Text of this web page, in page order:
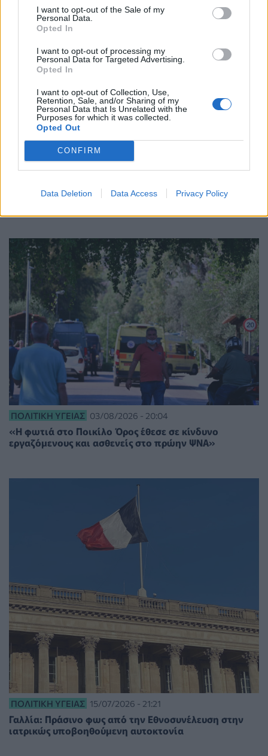
I want to opt-out of the Sale of my
Personal Data.
Opted In
I want to opt-out of processing my
Personal Data for Targeted Advertising.
Opted In
I want to opt-out of Collection, Use,
Retention, Sale, and/or Sharing of my
Personal Data that Is Unrelated with the
Purposes for which it was collected.
Opted Out
CONFIRM
Data Deletion Data Access Privacy Policy
Διαβητική αμφιβληστροειδοπάθεια: «Σιωπηλός»
κίνδυνος για την όραση των ασθενών
ΠΟΛΙΤΙΚΉ ΥΓΕΊΑΣ 03/08/2026 - 20:04
«Η φωτιά στο Ποικίλο Όρος έθεσε σε κίνδυνο
εργαζόμενους και ασθενείς στο πρώην ΨΝΑ»
ΠΟΛΙΤΙΚΉ ΥΓΕΊΑΣ 15/07/2026 - 21:21
Γαλλία: Πράσινο φως από την Εθνοσυνέλευση στην
ιατρικώς υποβοηθούμενη αυτοκτονία